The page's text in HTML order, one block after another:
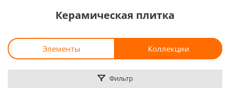
Керамическая плитка
Элементы Коллекции
Фильтр